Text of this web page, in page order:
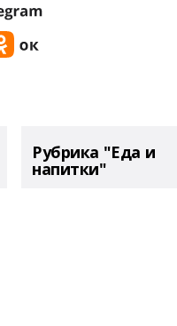
Рубрика "Еда и
напитки"